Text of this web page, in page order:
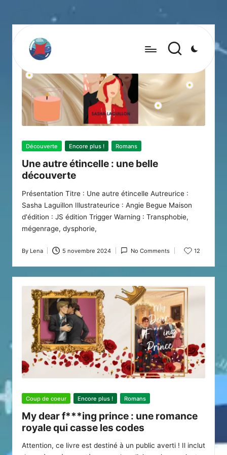
Posted
Découverte Encore plus ! Romans
Une autre étincelle : une belle
découverte
Présentation Titre : Une autre étincelle Autreurice :
Sasha Laguillon Illustrateurice : Angie Begue Maison
d'édition : JS édition Trigger Warning : Transphobie,
mégenrage, dysphorie,
Posted
by
By Lena 5 novembre 2024 No Comments 12
Posted
Coup de coeur Encore plus ! Romans
My dear f***ing prince : une romance
royale qui casse les codes
Attention, ce livre est destiné à un public averti ! Il inclut